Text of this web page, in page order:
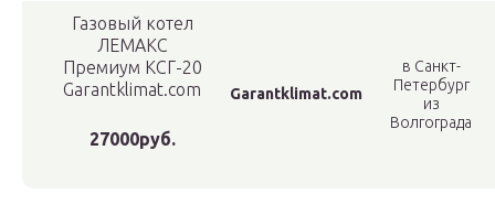
Газовый котел
ЛЕМАКС
Премиум КСГ-20
Garantklimat.com
27000руб.
Garantklimat.com
в Санкт-
Петербург
из
Волгограда